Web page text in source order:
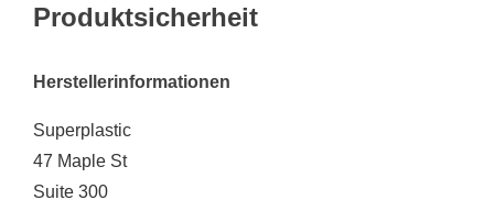
Produktsicherheit
Herstellerinformationen
Superplastic
47 Maple St
Suite 300